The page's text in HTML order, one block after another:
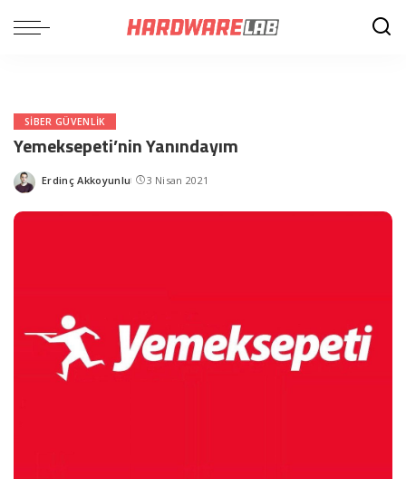
SIBER GÜVENLIK
Yemeksepeti’nin Yanındayım
Posted
Erdinç Akkoyunlu 3 Nisan 2021